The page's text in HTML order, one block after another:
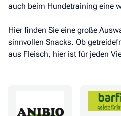
auch beim Hundetraining eine
Hier finden Sie eine große
sinnvollen Snacks. Ob
aus Fleisch, hier ist für jeden